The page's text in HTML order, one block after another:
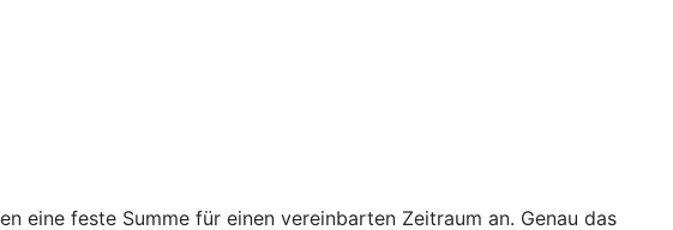
eine feste Summe für einen vereinbarten Zeitraum an. Genau das